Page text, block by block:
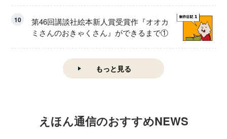
10
第46回講談社絵本新人賞受賞作『オオカ
ミさんのおきゃくさん』ができるまで①
もっと見る
えほん通信のおすすめNEWS